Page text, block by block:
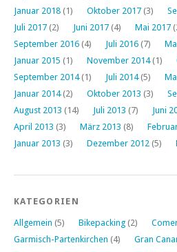
Januar 2018 (1) Oktober 2017 (3)
Juli 2017 (2) Juni 2017 (4) Mai 2017
September 2016 (4) Juli 2016 (7)
Januar 2015 (1) November 2014(1)
September 2014(1) Juli 2014(5)
Januar 2014(2) Oktober 2013 (3)
August 2013 (14) Juli 2013 (7) Juni
April 2013 (3) März 2013 (8)
Januar 2013 (3) Dezember 2012 (5)
KATEGORIEN
Allgemein (5) Bikepacking (2)
Garmisch-Partenkirchen (4) Gran